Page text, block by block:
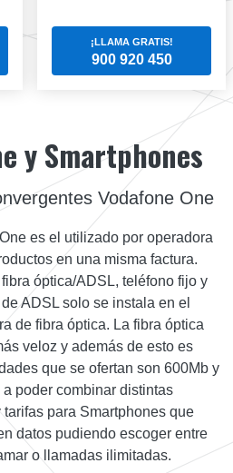
¡LLAMA GRATIS!
900 920 450
y Smartphones
Vodafone One
es el utilizado por operadora
en una misma factura.
óptica/ADSL, teléfono fijo y
ADSL solo se instala en el
de fibra óptica. La fibra óptica
veloz y además de esto es
que se ofertan son 600Mb y
poder combinar distintas
para Smartphones que
datos pudiendo escoger entre
o llamadas ilimitadas.